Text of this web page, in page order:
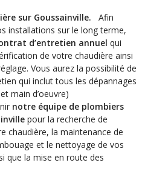
sur Goussainville.
Afin
installations sur le long terme,
d’entretien annuel qui
de votre chaudière ainsi
Vous aurez la possibilité de
qui inclut tous les dépannages
main d’oeuvre)
notre équipe de plombiers
pour la recherche de
chaudière, la maintenance de
et le nettoyage de vos
que la mise en route des